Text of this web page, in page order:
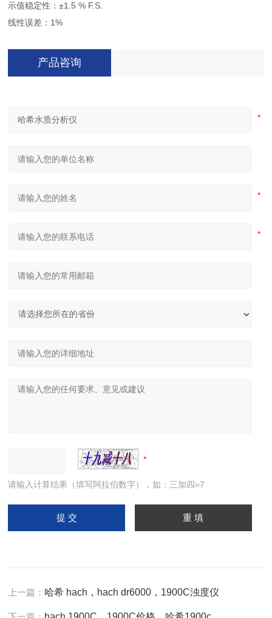
示值稳定性：±1.5 % F.S.
线性误差：1%
产品咨询
请输入计算结果（填写阿拉伯数字），如：三加四=7
上一篇： 哈希 hach，hach dr6000，1900C浊度仪